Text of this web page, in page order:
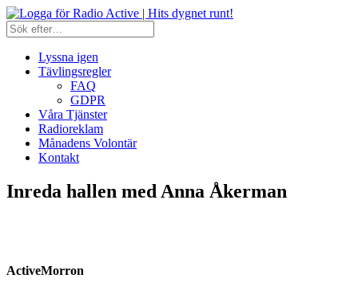
Lyssna igen
Tävlingsregler
FAQ
GDPR
Våra Tjänster
Radioreklam
Månadens Volontär
Kontakt
Inreda hallen med Anna Åkerman
ActiveMorron